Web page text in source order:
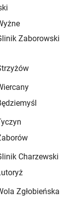
Zaborowski
Charzewski
Zgłobieńska